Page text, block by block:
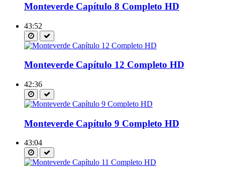
Monteverde Capítulo 8 Completo HD
43:52
Monteverde Capítulo 12 Completo HD
42:36
Monteverde Capítulo 9 Completo HD
43:04